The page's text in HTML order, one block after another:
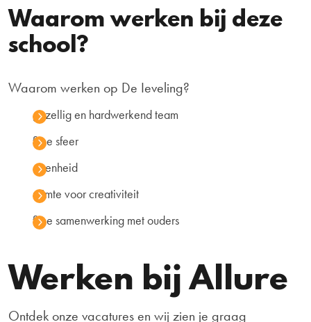
Waarom werken bij deze
school?
Waarom werken op De Ieveling?
gezellig en hardwerkend team
fijne sfeer
openheid
ruimte voor creativiteit
fijne samenwerking met ouders
Werken bij Allure
Ontdek onze vacatures en wij zien je graag